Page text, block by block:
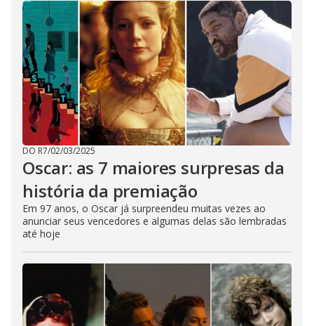
DO R7/02/03/2025
Oscar: as 7 maiores surpresas da
história da premiação
Em 97 anos, o Oscar já surpreendeu muitas vezes ao
anunciar seus vencedores e algumas delas são lembradas
até hoje